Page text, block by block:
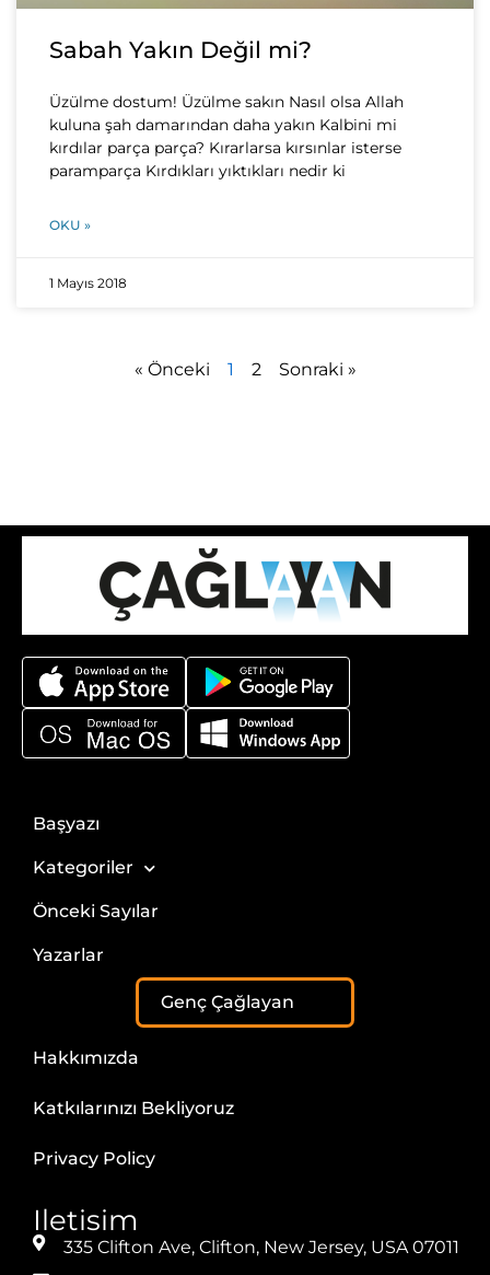
Sabah Yakın Değil mi?
Üzülme dostum! Üzülme sakın Nasıl olsa Allah
kuluna şah damarından daha yakın Kalbini mi
kırdılar parça parça? Kırarlarsa kırsınlar isterse
paramparça Kırdıkları yıktıkları nedir ki
OKU »
1 Mayıs 2018
« Önceki 1 2 Sonraki »
Başyazı
Kategoriler
Önceki Sayılar
Yazarlar
Genç Çağlayan
Hakkımızda
Katkılarınızı Bekliyoruz
Privacy Policy
Iletisim
335 Clifton Ave, Clifton, New Jersey, USA 07011